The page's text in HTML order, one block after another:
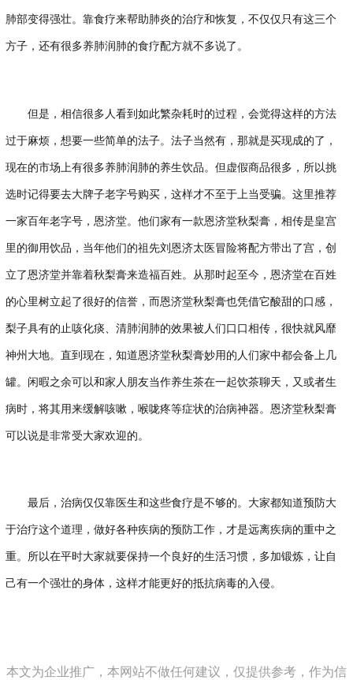
肺部变得强壮。靠食疗来帮助肺炎的治疗和恢复，不仅仅只有这三个
方子，还有很多养肺润肺的食疗配方就不多说了。
但是，相信很多人看到如此繁杂耗时的过程，会觉得这样的方法
过于麻烦，想要一些简单的法子。法子当然有，那就是买现成的了，
现在的市场上有很多养肺润肺的养生饮品。但虚假商品很多，所以挑
选时记得要去大牌子老字号购买，这样才不至于上当受骗。这里推荐
一家百年老字号，恩济堂。他们家有一款恩济堂秋梨膏，相传是皇宫
里的御用饮品，当年他们的祖先刘恩济太医冒险将配方带出了宫，创
立了恩济堂并靠着秋梨膏来造福百姓。从那时起至今，恩济堂在百姓
的心里树立起了很好的信誉，而恩济堂秋梨膏也凭借它酸甜的口感，
梨子具有的止咳化痰、清肺润肺的效果被人们口口相传，很快就风靡
神州大地。直到现在，知道恩济堂秋梨膏妙用的人们家中都会备上几
罐。闲暇之余可以和家人朋友当作养生茶在一起饮茶聊天，又或者生
病时，将其用来缓解咳嗽，喉咙疼等症状的治病神器。恩济堂秋梨膏
可以说是非常受大家欢迎的。
最后，治病仅仅靠医生和这些食疗是不够的。大家都知道预防大
于治疗这个道理，做好各种疾病的预防工作，才是远离疾病的重中之
重。所以在平时大家就要保持一个良好的生活习惯，多加锻炼，让自
己有一个强壮的身体，这样才能更好的抵抗病毒的入侵。
本文为企业推广，本网站不做任何建议，仅提供参考，作为信